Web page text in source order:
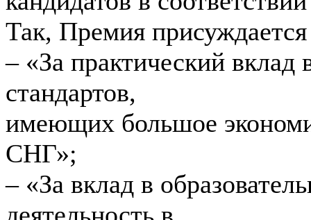
Так, Премия
– «За практический вклад
стандартов,
имеющих большое
СНГ»;
– «За вклад в